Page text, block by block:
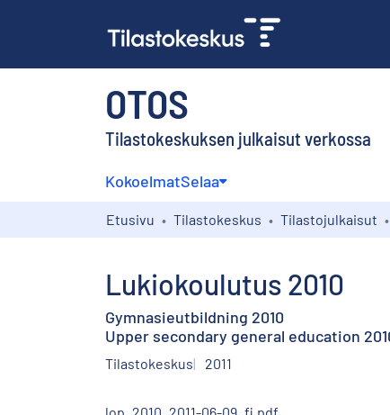
OTOS
Tilastokeskuksen julkaisut verkossa
KokoelmatSelaa
Etusivu Tilastokeskus Tilastojulkaisut
Lukiokoulutus 2010
Gymnasieutbildning 2010
Upper secondary general education
Tilastokeskus 2011